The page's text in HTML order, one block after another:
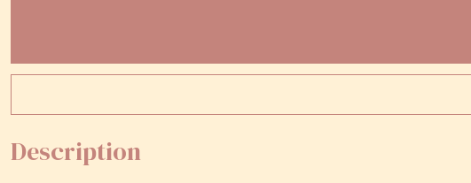
Description